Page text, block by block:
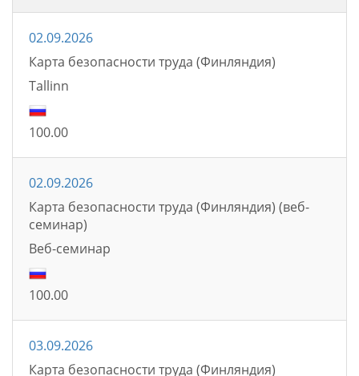
02.09.2026
Карта безопасности труда (Финляндия)
Tallinn
100.00
02.09.2026
Карта безопасности труда (Финляндия) (веб-
семинар)
Bеб-семинаp
100.00
03.09.2026
Карта безопасности труда (Финляндия)